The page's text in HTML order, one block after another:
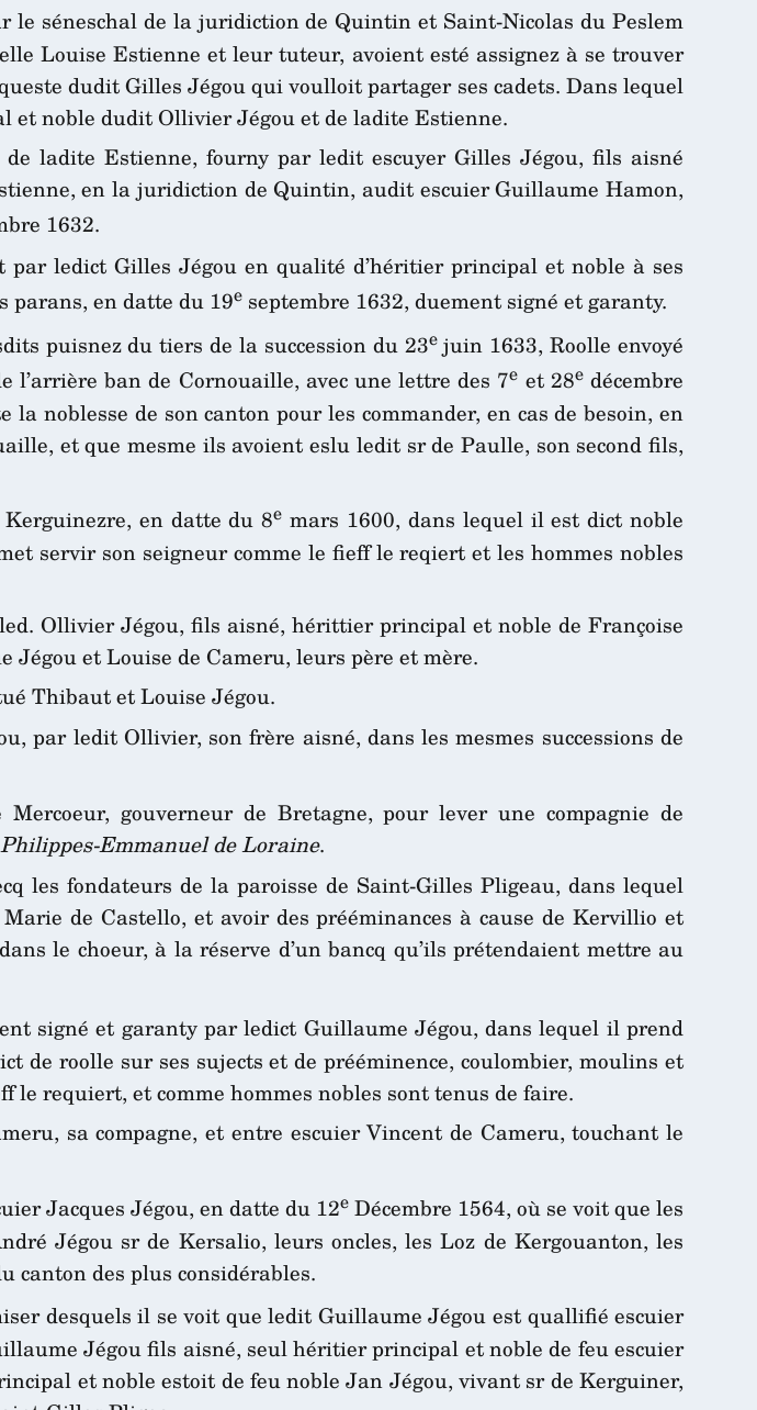
le séneschal de la juridiction de Quintin et Saint-Nicolas du Peslem
Louise Estienne et leur tuteur, avoient esté assignez à se trouver
dudit Gilles Jégou qui voulloit partager ses cadets. Dans lequel
et noble dudit Ollivier Jégou et de ladite Estienne.
ladite Estienne, fourny par ledit escuyer Gilles Jégou, fils aisné
en la juridiction de Quintin, audit escuier Guillaume Hamon,
1632.
ledict Gilles Jégou en qualité d’héritier principal et noble à ses
parans, en datte du 19e septembre 1632, duement signé et garanty.
puisnez du tiers de la succession du 23ejuin 1633, Roolle envoyé
ban de Cornouaille, avec une lettre des 7e et 28edécembre
noblesse de son canton pour les commander, en cas de besoin, en
et que mesme ils avoient eslu ledit sr de Paulle, son second fils,
en datte du 8e mars 1600, dans lequel il est dict noble
servir son seigneur comme le fieff le reqiert et les hommes nobles
Ollivier Jégou, fils aisné, hérittier principal et noble de Françoise
Jégou et Louise de Cameru, leurs père et mère.
Thibaut et Louise Jégou.
par ledit Ollivier, son frère aisné, dans les mesmes successions de
gouverneur de Bretagne, pour lever une compagnie de
Philippes-Emmanuel de Loraine.
les fondateurs de la paroisse de Saint-Gilles Pligeau, dans lequel
de Castello, et avoir des prééminances à cause de Kervillio et
le choeur, à la réserve d’un bancq qu’ils prétendaient mettre au
signé et garanty par ledict Guillaume Jégou, dans lequel il prend
de roolle sur ses sujects et de prééminence, coulombier, moulins et
le requiert, et comme hommes nobles sont tenus de faire.
sa compagne, et entre escuier Vincent de Cameru, touchant le
Jacques Jégou, en datte du 12e Décembre 1564, où se voit que les
Jégou sr de Kersalio, leurs oncles, les Loz de Kergouanton, les
canton des plus considérables.
desquels il se voit que ledit Guillaume Jégou est quallifié escuier
Jégou fils aisné, seul héritier principal et noble de feu escuier
et noble estoit de feu noble Jan Jégou, vivant sr de Kerguiner,